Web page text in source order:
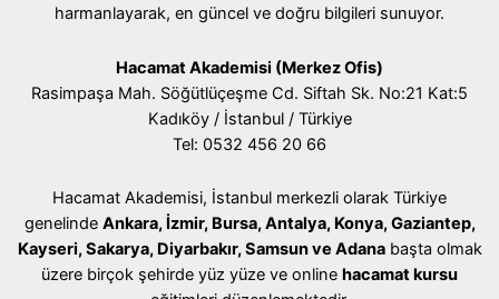
harmanlayarak, en güncel ve doğru bilgileri sunuyor.
Hacamat Akademisi (Merkez Ofis)
Rasimpaşa Mah. Söğütlüçeşme Cd. Siftah Sk. No:21 Kat:5
Kadıköy / İstanbul / Türkiye
Tel: 0532 456 20 66
Hacamat Akademisi, İstanbul merkezli olarak Türkiye
genelinde Ankara, İzmir, Bursa, Antalya, Konya, Gaziantep,
Kayseri, Sakarya, Diyarbakır, Samsun ve Adanabaşta olmak
üzere birçok şehirde yüz yüze ve online hacamat kursu